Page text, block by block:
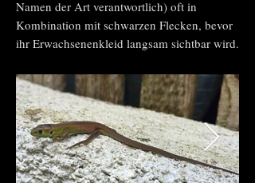
Namen der Art verantwortlich) oft in
Kombination mit schwarzen Flecken, bevor
ihr Erwachsenenkleid langsam sichtbar wird.